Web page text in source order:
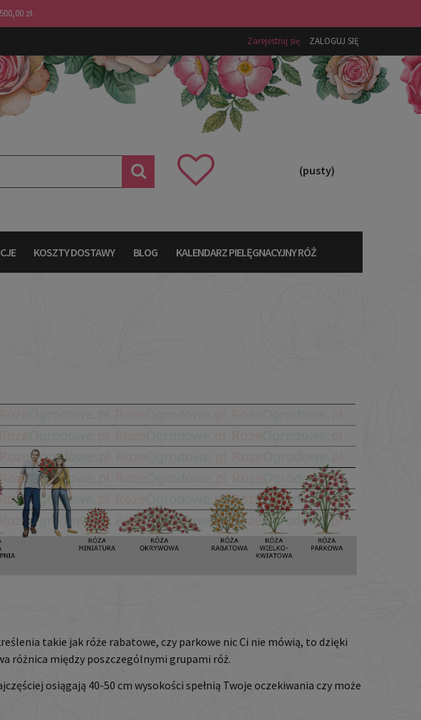
zł.
Zarejestruj się ZALOGUJ SIĘ
(pusty)
KOSZTY DOSTAWY BLOG KALENDARZ PIELĘGNACYJNY RÓŻ
takie jak róże rabatowe, czy parkowe nic Ci nie mówią, to dzięki
różnica między poszczególnymi grupami róż.
osiągają 40-50 cm wysokości spełnią Twoje oczekiwania czy może